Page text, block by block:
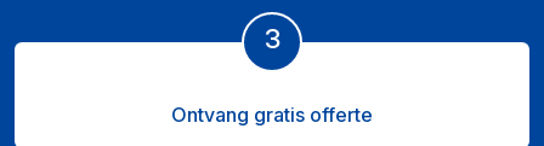
3
Ontvang gratis offerte